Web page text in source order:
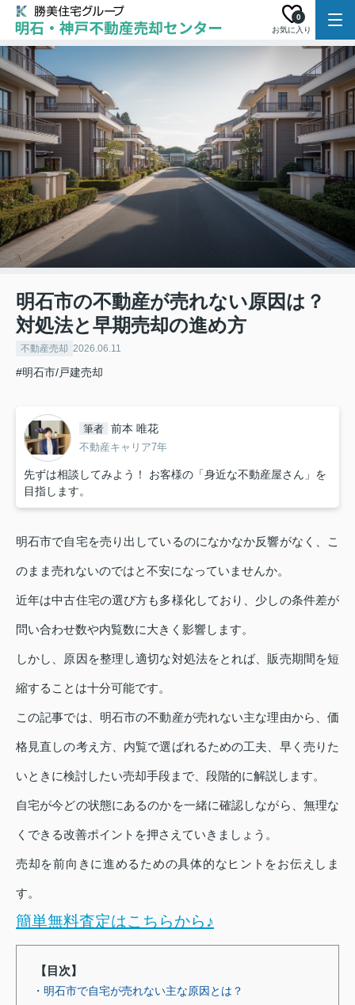
お気に入り
0
明石市の不動産が売れない原因は？
対処法と早期売却の進め方
不動産売却 2026.06.11
#明石市/戸建売却
筆者 前本 唯花
不動産キャリア7年
先ずは相談してみよう！ お客様の「身近な不動産屋さん」を
目指します。
明石市で自宅を売り出しているのになかなか反響がなく、こ
のまま売れないのではと不安になっていませんか。
近年は中古住宅の選び方も多様化しており、少しの条件差が
問い合わせ数や内覧数に大きく影響します。
しかし、原因を整理し適切な対処法をとれば、販売期間を短
縮することは十分可能です。
この記事では、明石市の不動産が売れない主な理由から、価
格見直しの考え方、内覧で選ばれるための工夫、早く売りた
いときに検討したい売却手段まで、段階的に解説します。
自宅が今どの状態にあるのかを一緒に確認しながら、無理な
くできる改善ポイントを押さえていきましょう。
売却を前向きに進めるための具体的なヒントをお伝えしま
す。
簡単無料査定はこちらから♪
【目次】
・明石市で自宅が売れない主な原因とは？